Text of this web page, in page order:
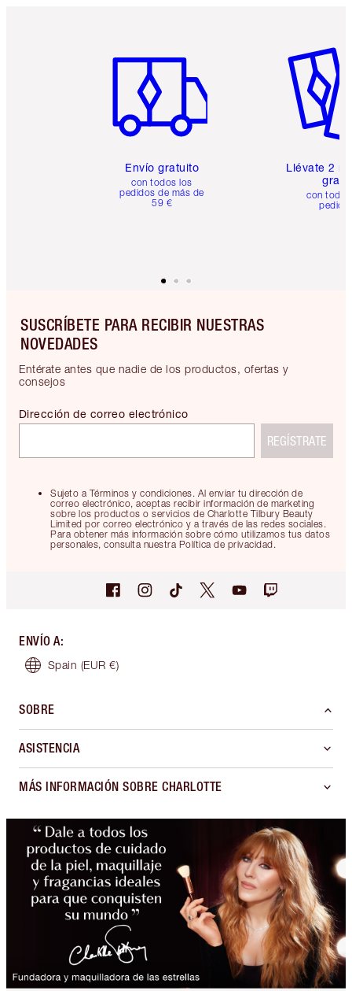
Envío gratuito
con todos los
pedidos de más de
59 €
Llévate 2
gratis
con
SUSCRÍBETE PARA RECIBIR NUESTRAS
NOVEDADES
Entérate antes que nadie de los productos, ofertas y
consejos
Sujeto a Términos y condiciones. Al enviar tu dirección de
correo electrónico, aceptas recibir información de marketing
sobre los productos o servicios de Charlotte Tilbury Beauty
Limited por correo electrónico y a través de las redes sociales.
Para obtener más información sobre cómo utilizamos tus datos
personales, consulta nuestra Política de privacidad.
Dirección de correo electrónico
REGÍSTRATE
ENVÍO A:
Spain (EUR €)
SOBRE
ASISTENCIA
MÁS INFORMACIÓN SOBRE CHARLOTTE